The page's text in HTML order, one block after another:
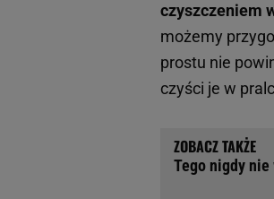
czyszczeniem
możemy
prostu nie
czyści je w
Tego nigdy nie